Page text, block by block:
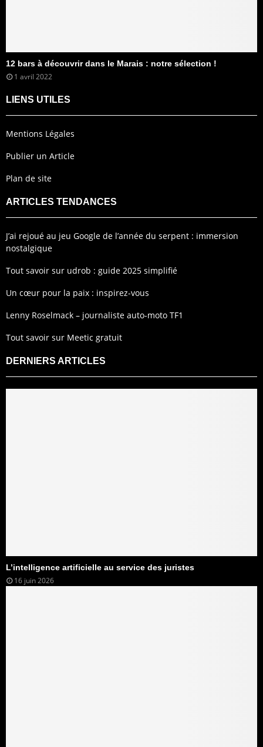
12 bars à découvrir dans le Marais : notre sélection !
1 avril 2022
LIENS UTILES
Mentions Légales
Publier un Article
Plan de site
ARTICLES TENDANCES
J’ai rejoué au jeu Google de l’année du serpent : immersion
nostalgique
Tout savoir sur udrob : guide 2025 simplifié
Un cœur pour la paix : inspirez-vous
Lenny Roselmack – journaliste auto-moto TF1
Tout savoir sur Meetic gratuit
DERNIERS ARTICLES
L’intelligence artificielle au service des juristes
16 juin 2026